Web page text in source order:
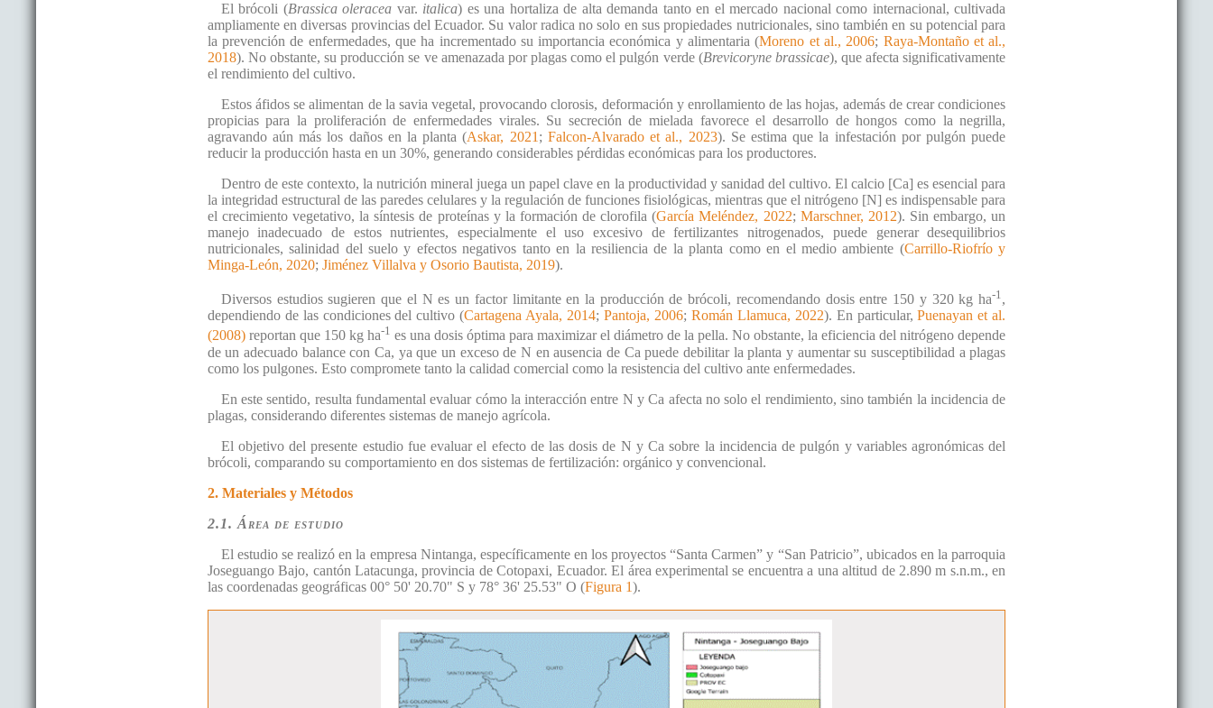
El brócoli (Brassica oleracea var. italica) es una hortaliza de alta demanda tanto en el mercado nacional como internacional, cultivada
ampliamente en diversas provincias del Ecuador. Su valor radica no solo en sus propiedades nutricionales, sino también en su potencial para
la prevención de enfermedades, que ha incrementado su importancia económica y alimentaria (Moreno et al., 2006; Raya-Montaño et al.,
2018). No obstante, su producción se ve amenazada por plagas como el pulgón verde (Brevicoryne brassicae), que afecta significativamente
el rendimiento del cultivo.
Estos áfidos se alimentan de la savia vegetal, provocando clorosis, deformación y enrollamiento de las hojas, además de crear condiciones
propicias para la proliferación de enfermedades virales. Su secreción de mielada favorece el desarrollo de hongos como la negrilla,
agravando aún más los daños en la planta (Askar, 2021 ; Falcon-Alvarado et al., 2023). Se estima que la infestación por pulgón puede
reducir la producción hasta en un 30%, generando considerables pérdidas económicas para los productores.
Dentro de este contexto, la nutrición mineral juega un papel clave en la productividad y sanidad del cultivo. El calcio [Ca] es esencial para
la integridad estructural de las paredes celulares y la regulación de funciones fisiológicas, mientras que el nitrógeno [N] es indispensable para
el crecimiento vegetativo, la síntesis de proteínas y la formación de clorofila (García Meléndez, 2022; Marschner, 2012). Sin embargo, un
manejo inadecuado de estos nutrientes, especialmente el uso excesivo de fertilizantes nitrogenados, puede generar desequilibrios
nutricionales, salinidad del suelo y efectos negativos tanto en la resiliencia de la planta como en el medio ambiente (Carrillo-Riofrío y
Minga-León, 2020; Jiménez Villalva y Osorio Bautista, 2019).
Diversos estudios sugieren que el N es un factor limitante en la producción de brócoli, recomendando dosis entre 150 y 320 kg ha-1,
dependiendo de las condiciones del cultivo (Cartagena Ayala, 2014;Pantoja, 2006; Román Llamuca, 2022). En particular,Puenayan et al.
(2008)reportan que 150 kg ha-1 es una dosis óptima para maximizar el diámetro de la pella. No obstante, la eficiencia del nitrógeno depende
de un adecuado balance con Ca, ya que un exceso de N en ausencia de Ca puede debilitar la planta y aumentar su susceptibilidad a plagas
como los pulgones. Esto compromete tanto la calidad comercial como la resistencia del cultivo ante enfermedades.
En este sentido, resulta fundamental evaluar cómo la interacción entre N y Ca afecta no solo el rendimiento, sino también la incidencia de
plagas, considerando diferentes sistemas de manejo agrícola.
El objetivo del presente estudio fue evaluar el efecto de las dosis de N y Ca sobre la incidencia de pulgón y variables agronómicas del
brócoli, comparando su comportamiento en dos sistemas de fertilización: orgánico y convencional.
2. Materiales y Métodos
2.1. Área de estudio
El estudio se realizó en la empresa Nintanga, específicamente en los proyectos “Santa Carmen” y “San Patricio”, ubicados en la parroquia
Joseguango Bajo, cantón Latacunga, provincia de Cotopaxi, Ecuador. El área experimental se encuentra a una altitud de 2.890 m s.n.m., en
las coordenadas geográficas 00° 50' 20.70" S y 78° 36' 25.53" O (Figura 1).